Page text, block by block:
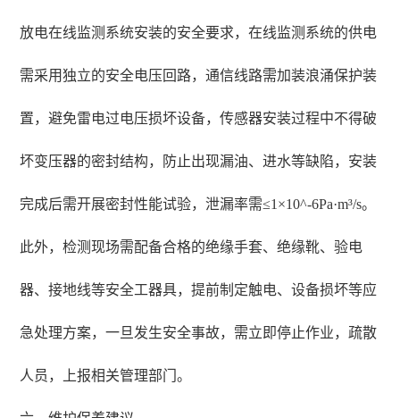
放电在线监测系统安装的安全要求，在线监测系统的供电
需采用独立的安全电压回路，通信线路需加装浪涌保护装
置，避免雷电过电压损坏设备，传感器安装过程中不得破
坏变压器的密封结构，防止出现漏油、进水等缺陷，安装
完成后需开展密封性能试验，泄漏率需≤1×10^-6Pa·m³/s。
此外，检测现场需配备合格的绝缘手套、绝缘靴、验电
器、接地线等安全工器具，提前制定触电、设备损坏等应
急处理方案，一旦发生安全事故，需立即停止作业，疏散
人员，上报相关管理部门。